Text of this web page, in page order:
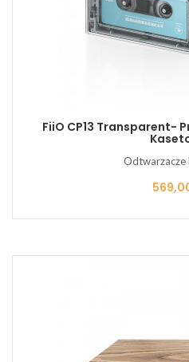
FiiO CP13 Transparent-
Odtwarzacze
Cena